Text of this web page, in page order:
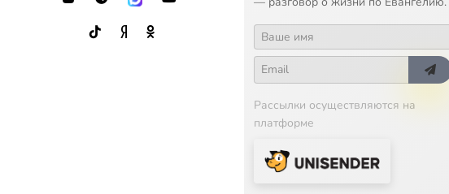
Рассылки осуществляются на
платформе